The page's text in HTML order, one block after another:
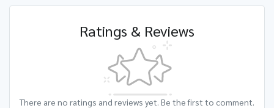
Ratings & Reviews
There are no ratings and reviews yet. Be the first to comment.